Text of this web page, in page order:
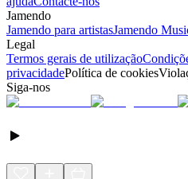
Jamendo
Jamendo para artistasJamendo
Legal
Termos gerais de utilização
privacidadePolítica de cookies
Siga-nos